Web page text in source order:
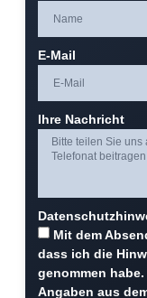
E-Mail
Ihre Nachricht
Mit dem
dass ich die
genommen
Angaben aus